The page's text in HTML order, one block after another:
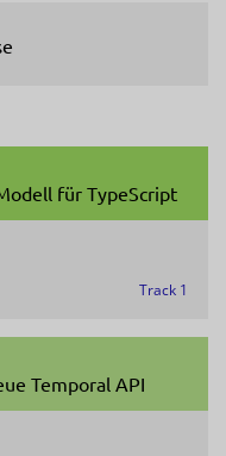
für TypeScript
Track 1
Temporal API